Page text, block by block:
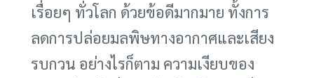
เรื่อยๆ ทั่วโลก ด้วยข้อดีมากมาย ทั้งการ
ลดการปล่อยมลพิษทางอากาศและเสียง
รบกวน อย่างไรก็ตาม ความเงียบของ